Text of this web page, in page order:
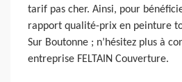
tarif pas cher. Ainsi, pour
rapport qualité-prix en peinture
Sur Boutonne ; n’hésitez plus à
entreprise FELTAIN Couverture.